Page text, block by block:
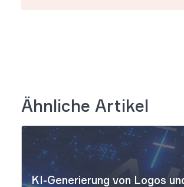
Ähnliche Artikel
KI-Generierung von Logos